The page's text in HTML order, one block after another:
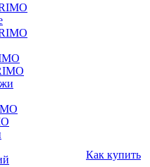
Как купить